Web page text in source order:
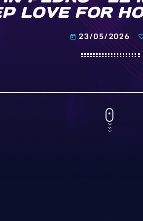
LOVE FOR
today 23/05/2026